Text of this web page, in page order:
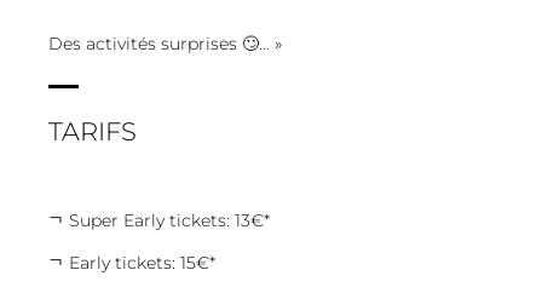
Des activités surprises 🙄… »
TARIFS
Super Early tickets: 13€*
Early tickets: 15€*